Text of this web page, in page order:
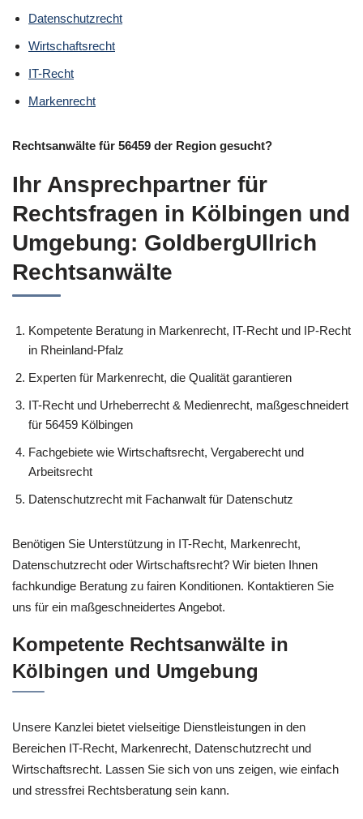
Datenschutzrecht
Wirtschaftsrecht
IT-Recht
Markenrecht
Rechtsanwälte für 56459 der Region gesucht?
Ihr Ansprechpartner für
Rechtsfragen in Kölbingen und
Umgebung: GoldbergUllrich
Rechtsanwälte
Kompetente Beratung in Markenrecht, IT-Recht und IP-Recht
in Rheinland-Pfalz
Experten für Markenrecht, die Qualität garantieren
IT-Recht und Urheberrecht & Medienrecht, maßgeschneidert
für 56459 Kölbingen
Fachgebiete wie Wirtschaftsrecht, Vergaberecht und
Arbeitsrecht
Datenschutzrecht mit Fachanwalt für Datenschutz
Benötigen Sie Unterstützung in IT-Recht, Markenrecht,
Datenschutzrecht oder Wirtschaftsrecht? Wir bieten Ihnen
fachkundige Beratung zu fairen Konditionen. Kontaktieren Sie
uns für ein maßgeschneidertes Angebot.
Kompetente Rechtsanwälte in
Kölbingen und Umgebung
Unsere Kanzlei bietet vielseitige Dienstleistungen in den
Bereichen IT-Recht, Markenrecht, Datenschutzrecht und
Wirtschaftsrecht. Lassen Sie sich von uns zeigen, wie einfach
und stressfrei Rechtsberatung sein kann.